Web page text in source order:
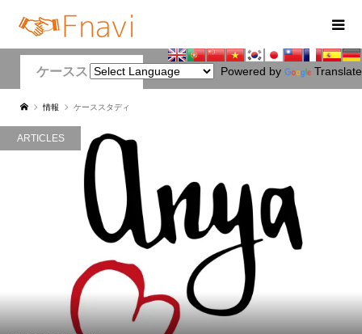
Powered by Translate
ケーススタディ
情報 ケーススタディ
ARTICLES